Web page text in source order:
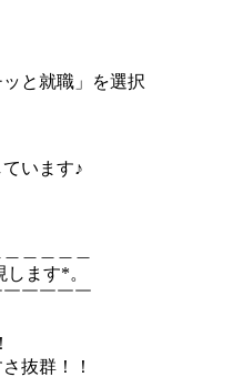
と就職」を選択
います♪
ます*。
￣￣￣￣
抜群！！